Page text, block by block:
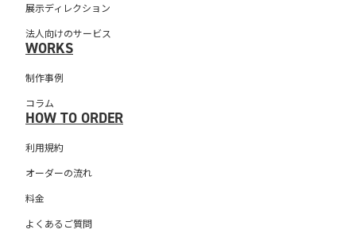
展示ディレクション
法人向けのサービス
WORKS
制作事例
コラム
HOW TO ORDER
利用規約
オーダーの流れ
料金
よくあるご質問